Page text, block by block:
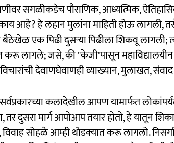
सगळीकडेच पौराणिक, आध्यत्मिक,
आहे? हे लहान मुलांना माहिती होऊ लागली,
एक पिढी दुसऱ्या पिढीला शिकवू लागली;
लागले; जसे, की "केजी'पासून महाविद्यालयीन
देवाणघेवाणही व्याख्यान, मुलाखत,
कलादेखील आपण यामार्फत
तर दुसरा मार्ग आपोआप तयार होतो, हे यातून
विवाह सोहळे आम्ही थोडक्‍यात करू लागलो.